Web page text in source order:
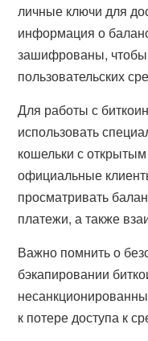
личные ключи для
информация о
зашифрованы, чтобы
пользовательских
Для работы с
использовать
кошельки с
официальные
просматривать
платежи, а также
Важно помнить о
бэкапировании
к потере доступа к